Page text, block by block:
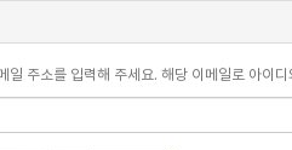
일 주소를 입력해 주세요. 해당 이메일로 아이